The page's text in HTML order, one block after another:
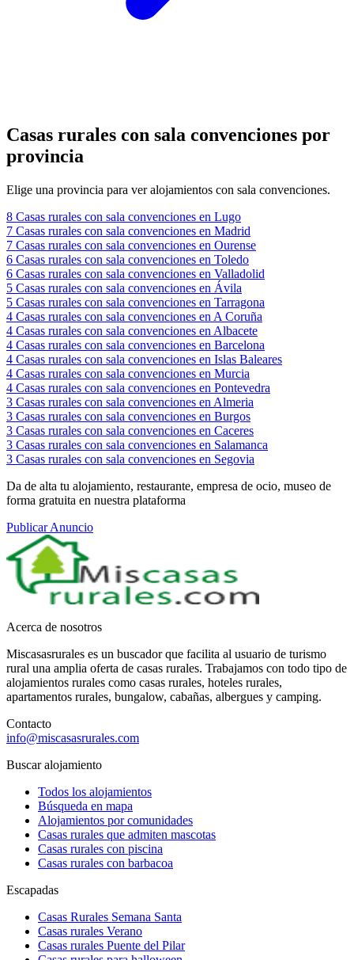
Casas rurales con sala convenciones por
provincia
Elige una provincia para ver alojamientos con sala convenciones.
8 Casas rurales con sala convenciones en Lugo
7 Casas rurales con sala convenciones en Madrid
7 Casas rurales con sala convenciones en Ourense
6 Casas rurales con sala convenciones en Toledo
6 Casas rurales con sala convenciones en Valladolid
5 Casas rurales con sala convenciones en Ávila
5 Casas rurales con sala convenciones en Tarragona
4 Casas rurales con sala convenciones en A Coruña
4 Casas rurales con sala convenciones en Albacete
4 Casas rurales con sala convenciones en Barcelona
4 Casas rurales con sala convenciones en Islas Baleares
4 Casas rurales con sala convenciones en Murcia
4 Casas rurales con sala convenciones en Pontevedra
3 Casas rurales con sala convenciones en Almeria
3 Casas rurales con sala convenciones en Burgos
3 Casas rurales con sala convenciones en Caceres
3 Casas rurales con sala convenciones en Salamanca
3 Casas rurales con sala convenciones en Segovia
Da de alta tu alojamiento, restaurante, empresa de ocio, museo de
forma gratuita en nuestra plataforma
Publicar Anuncio
Acerca de nosotros
Miscasasrurales es un buscador que facilita al usuario de turismo
rural una amplia oferta de casas rurales. Trabajamos con todo tipo de
alojamientos rurales como casas rurales, hoteles rurales,
apartamentos rurales, bungalow, cabañas, albergues y camping.
Contacto
info@miscasasrurales.com
Buscar alojamiento
Todos los alojamientos
Búsqueda en mapa
Alojamientos por comunidades
Casas rurales que admiten mascotas
Casas rurales con piscina
Casas rurales con barbacoa
Escapadas
Casas Rurales Semana Santa
Casas rurales Verano
Casas rurales Puente del Pilar